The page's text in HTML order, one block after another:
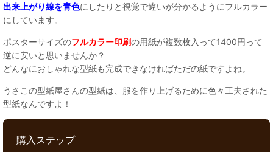
出来上がり線を青色にしたりと視覚で違いが分かるようにフルカラー
にしています。
ポスターサイズのフルカラー印刷の用紙が複数枚入って1400円って
逆に安いと思いませんか？
どんなにおしゃれな型紙も完成できなければただの紙ですよね。
うさこの型紙屋さんの型紙は、服を作り上げるために色々工夫された
型紙なんですよ！
購入ステップ